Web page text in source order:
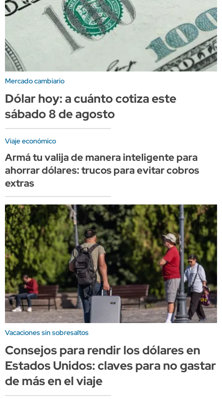
Mercado cambiario
Dólar hoy: a cuánto cotiza este
sábado 8 de agosto
Viaje económico
Armá tu valija de manera inteligente para
ahorrar dólares: trucos para evitar cobros
extras
Vacaciones sin sobresaltos
Consejos para rendir los dólares en
Estados Unidos: claves para no gastar
de más en el viaje